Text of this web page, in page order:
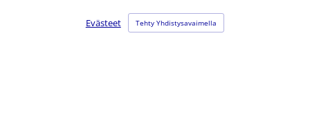
Evästeet Tehty Yhdistysavaimella